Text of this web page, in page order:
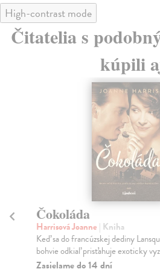
High-contrast mode
Čitatelia s
kúpili
Sedem sliviek ...
Feješová Veronika
Zaujímavé prepojenie
uvoľnenejšieho
autorkiným bá...